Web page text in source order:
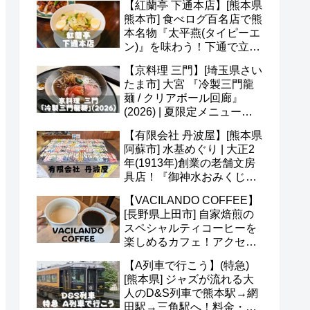
予約など(^^)
【紅蘭亭 下通本店】[熊本県
熊本市] 食べログ百名店で熊
本名物『太平燕(タイピーエ
ン)』を味わう！下通で立ち
【京料理 三門】[埼玉県さい
たま市] 大宮 『冷製三門龍
麺 / クリアボール回廊』
(2026) | 夏限定メニュー＆
【有限会社 丹波屋】[熊本県
阿蘇市] 水基めぐり | 大正2
年(1913年)創業の老舗文房
具店！『御神水おみくじ』
など(^^)
【VACILANDO COFFEE】
[長野県上田市] 自家焙煎の
スペシャルティコーヒーを
楽しめるカフェ！アクセ
ニューなど(^v^)
【A列車で行こう】(特急)
[熊本県] ジャズが流れる大
人のD&S列車で熊本駅→網
田駅→三角駅へ！料金・予